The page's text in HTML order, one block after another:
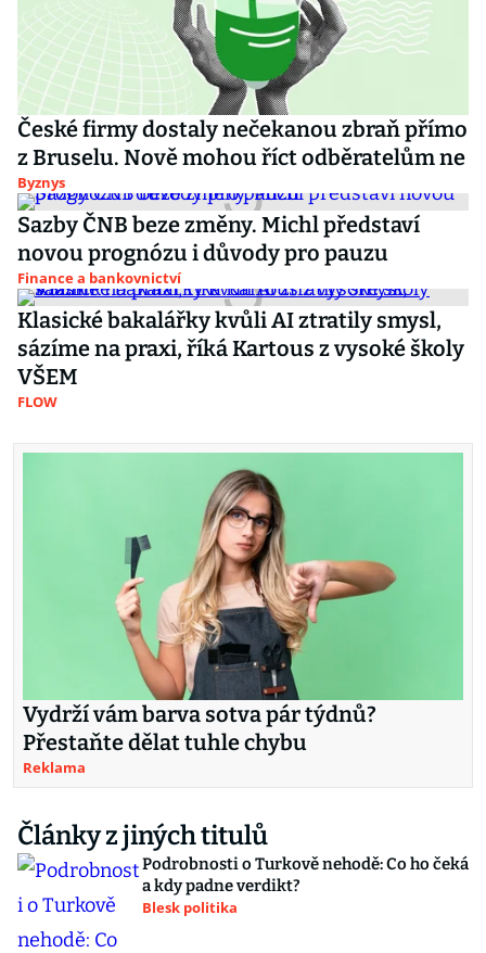
České firmy dostaly nečekanou zbraň přímo
z Bruselu. Nově mohou říct odběratelům ne
Byznys
Sazby ČNB beze změny. Michl představí
novou prognózu i důvody pro pauzu
Finance a bankovnictví
Klasické bakalářky kvůli AI ztratily smysl,
sázíme na praxi, říká Kartous z vysoké školy
VŠEM
FLOW
Vydrží vám barva sotva pár týdnů?
Přestaňte dělat tuhle chybu
Reklama
Články z jiných titulů
Podrobnosti o Turkově nehodě: Co ho čeká
a kdy padne verdikt?
Blesk politika